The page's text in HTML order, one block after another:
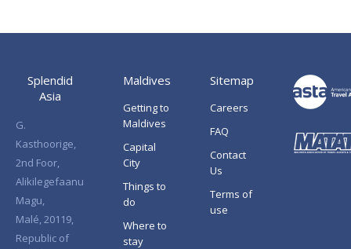
Splendid
Asia
G.
Kasthoorige,
2nd Foor,
Alikilegefaanu
Magu,
Malé, 20119,
Republic of
Maldives
Getting to
Maldives
Capital
City
Things to
do
Where to
stay
Sitemap
Careers
FAQ
Contact
Us
Terms of
use